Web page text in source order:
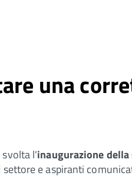
una
l'inaugurazione
e aspiranti